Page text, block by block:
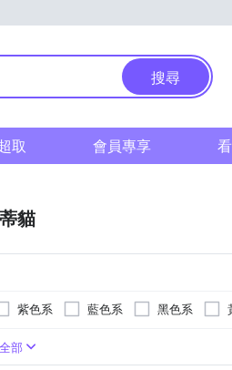
搜尋
取 會員專享
貓
紫色系 藍色系 黑色系
色系
橡膠/塑膠/矽膠/樹脂錶帶
水晶鏡面
部